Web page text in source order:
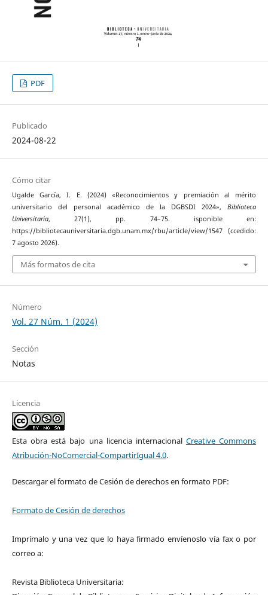
PDF
Publicado
2024-08-22
Cómo citar
Ugalde García, I. E. (2024) «Reconocimientos y premiación al mérito
universitario del personal académico de la DGBSDI 2024»,Biblioteca
Universitaria, 27(1), pp. 74–75. isponible en:
https://bibliotecauniversitaria.dgb.unam.mx/rbu/article/view/1547 (ccedido:
7 agosto 2026).
Más formatos de cita
Número
Vol. 27 Núm. 1 (2024)
Sección
Notas
Licencia
Esta obra está bajo una licencia internacional Creative Commons
Atribución-NoComercial-CompartirIgual 4.0.
Descargar el formato de Cesión de derechos en formato PDF:
Formato de Cesión de derechos
Imprímalo y una vez que lo haya firmado envíenoslo vía fax o por
correo a:
Revista Biblioteca Universitaria: